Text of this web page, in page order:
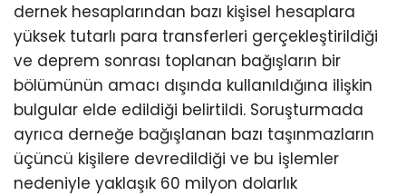
dernek hesaplarından bazı kişisel hesaplara
yüksek tutarlı para transferleri gerçekleştirildiği
ve deprem sonrası toplanan bağışların bir
bölümünün amacı dışında kullanıldığına ilişkin
bulgular elde edildiği belirtildi. Soruşturmada
ayrıca derneğe bağışlanan bazı taşınmazların
üçüncü kişilere devredildiği ve bu işlemler
nedeniyle yaklaşık 60 milyon dolarlık